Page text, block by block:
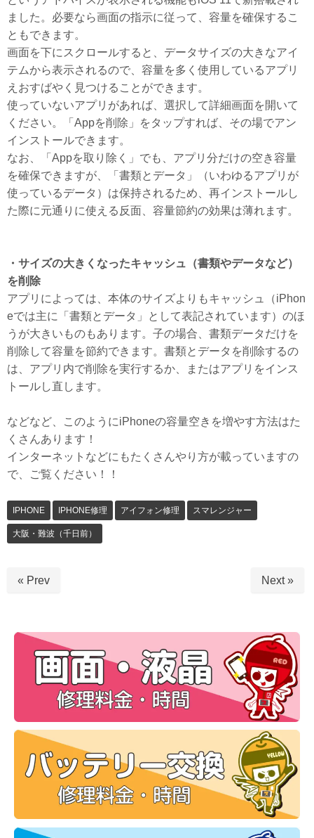
ました。必要なら画面の指示に従って、容量を確保するこ
ともできます。
画面を下にスクロールすると、データサイズの大きなアイ
テムから表示されるので、容量を多く使用しているアプリ
えおすばやく見つけることができます。
使っていないアプリがあれば、選択して詳細画面を開いて
ください。「Appを削除」をタップすれば、その場でアン
インストールできます。
なお、「Appを取り除く」でも、アプリ分だけの空き容量
を確保できますが、「書類とデータ」（いわゆるアプリが
使っているデータ）は保持されるため、再インストールし
た際に元通りに使える反面、容量節約の効果は薄れます。
・サイズの大きくなったキャッシュ（書類やデータなど）
を削除
アプリによっては、本体のサイズよりもキャッシュ（iPhon
eでは主に「書類とデータ」として表記されています）のほ
うが大きいものもあります。子の場合、書類データだけを
削除して容量を節約できます。書類とデータを削除するの
は、アプリ内で削除を実行するか、またはアプリをインス
トールし直します。
などなど、このようにiPhoneの容量空きを増やす方法はた
くさんあります！
インターネットなどにもたくさんやり方が載っていますの
で、ご覧ください！！
IPHONE IPHONE修理 アイフォン修理 スマレンジャー
大阪・難波（千日前）
« Prev Next »